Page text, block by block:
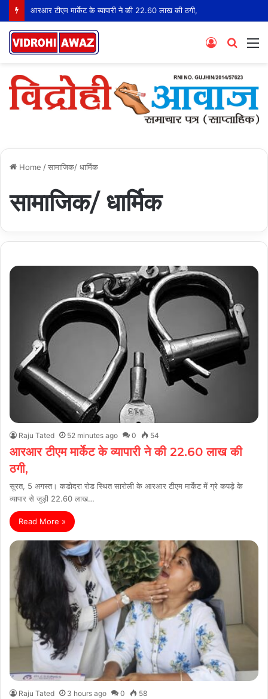
आरआर टीएम मार्केट के व्यापारी ने की 22.60 लाख की ठगी,
Search
Log
Home /सामाजिक/ धार्मिक
सामाजिक/ धार्मिक
Raju Tated 52 minutes ago 0 54
आरआर टीएम मार्केट के व्यापारी ने की 22.60 लाख की
ठगी,
सूरत, 5 अगस्त। कडोदरा रोड स्थित सारोली के आरआर टीएम मार्केट में ग्रे कपड़े के
व्यापार से जुड़ी 22.60 लाख…
Read More »
Raju Tated 3 hours ago 0 58